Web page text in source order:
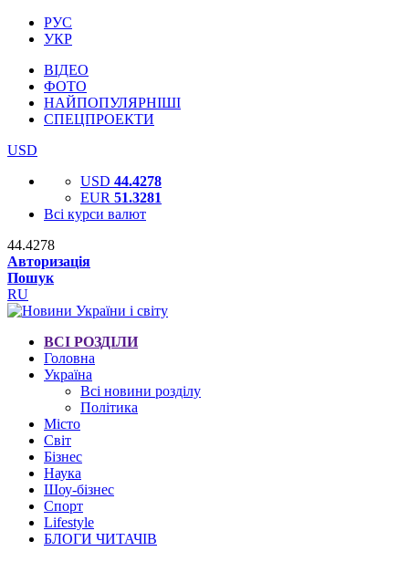
РУС
УКР
ВІДЕО
ФОТО
НАЙПОПУЛЯРНІШІ
СПЕЦПРОЕКТИ
USD
USD 44.4278
EUR 51.3281
Всі курси валют
44.4278
Авторизація
Пошук
RU
ВСІ РОЗДІЛИ
Головна
Україна
Всі новини розділу
Політика
Місто
Світ
Бізнес
Наука
Шоу-бізнес
Спорт
Lifestyle
БЛОГИ ЧИТАЧІВ